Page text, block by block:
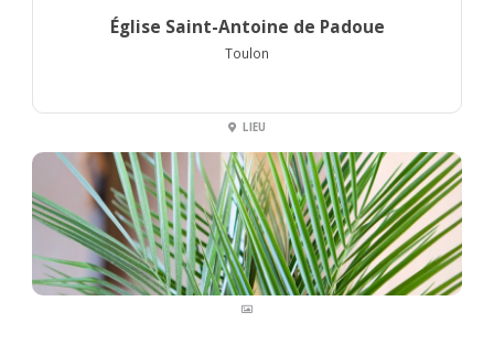
Église Saint-Antoine de Padoue
Toulon
LIEU